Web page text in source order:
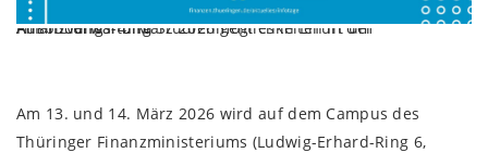
Am 13. und 14. März 2026 geht es in Erfurt um Ausbildungs- und Studienmöglichkeiten in der Finanzverwaltung
Am 13. und 14. März 2026 wird auf dem Campus des
Thüringer Finanzministeriums (Ludwig-Erhard-Ring 6,